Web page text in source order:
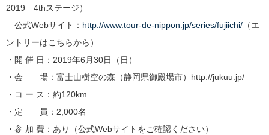
2019 4thステージ）
公式Webサイト： http://www.tour-de-nippon.jp/series/fujiichi/ （エ
ントリーはこちらから）
・開 催 日：2019年6月30日（日）
・会 場：富士山樹空の森（静岡県御殿場市）http://jukuu.jp/
・コ ー ス：約120km
・定 員：2,000名
・参 加 費：あり（公式Webサイトをご確認ください）